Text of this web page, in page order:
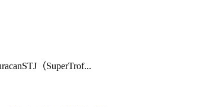
（SuperTrof...